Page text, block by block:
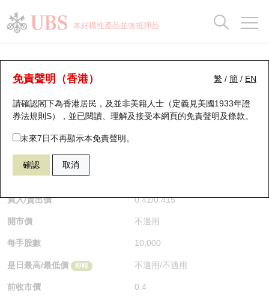
本結構性產品並無抵押品
繁 / 簡 / EN
免責聲明（香港）
請確認閣下為香港居民，及並非美籍人士（定義見美國1933年證
券法規則S），並已閱讀、理解及接受本網頁的免責聲明及條款。
未來7日不再顯示本免責聲明。
確認 取消
牛熊證分析儀
表現 街貨統計 比較
69284 瑞銀牛證 HSI 恒生指數
$0.41 0.01 (+2.5%)
買入/賣出價 0.41/0.415
開市價 不適用
每手股數 10,000
是日最高/最低價 即時 不適用/不適用
前收市價 0.4
瑞銀認股證一覽
新發行瑞銀認股證
即將到期認股證
認股證到期結算價查詢
認股證分析儀
認股證速算機
認股證/牛熊證日誌
街貨統計
比較
牛熊全景快搜
牛熊證搜尋
牛熊證街貨分佈圖
正股牛熊證列表
新發行瑞銀牛熊證
已收回牛熊證剩餘價值
牛熊證到期結算價查詢
街貨統計
比較
十大升幅/跌幅
十大認股證成交分佈
十天股證佔大市成交
資金流
街貨統計
三十大平均引伸波幅
正股分析儀
二十大活躍股份
恒指成份股
國指成份股
科指成份股
相關資產沽空
中資ETFs溢價比較
持股比重
顯示所有持股比重
每月輪證大市專題
輪證專欄
講座及教育短片
認股證投資者教育
牛熊證投資者教育
認股證牛熊證常問問題